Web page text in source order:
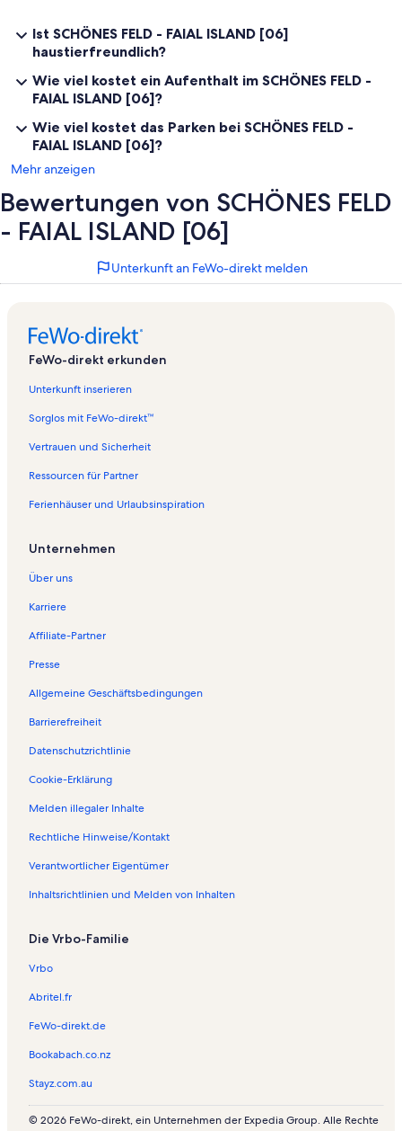
Ist SCHÖNES FELD - FAIAL ISLAND [06]
haustierfreundlich?
Wie viel kostet ein Aufenthalt im SCHÖNES FELD -
FAIAL ISLAND [06]?
Wie viel kostet das Parken bei SCHÖNES FELD -
FAIAL ISLAND [06]?
Mehr anzeigen
Bewertungen von SCHÖNES FELD
- FAIAL ISLAND [06]
Unterkunft an FeWo-direkt melden
FeWo-direkt erkunden
Unterkunft inserieren
Sorglos mit FeWo-direkt™
Vertrauen und Sicherheit
Ressourcen für Partner
Ferienhäuser und Urlaubsinspiration
Unternehmen
Über uns
Karriere
Affiliate-Partner
Presse
Allgemeine Geschäftsbedingungen
Barrierefreiheit
Datenschutzrichtlinie
Cookie-Erklärung
Melden illegaler Inhalte
Rechtliche Hinweise/Kontakt
Verantwortlicher Eigentümer
Inhaltsrichtlinien und Melden von Inhalten
Die Vrbo-Familie
Vrbo
Abritel.fr
FeWo-direkt.de
Bookabach.co.nz
Stayz.com.au
© 2026 FeWo-direkt, ein Unternehmen der Expedia Group. Alle Rechte